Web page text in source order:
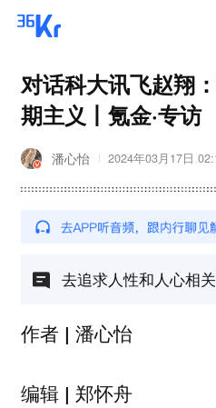
对话科大讯飞赵翔
期主义丨氪金·专访
潘心怡 2024年03月17日
去追求人性和人心相
作者 | 潘心怡
编辑 | 郑怀舟